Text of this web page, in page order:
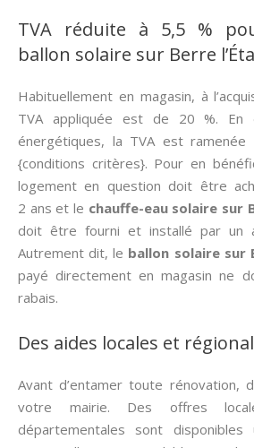
TVA réduite à 5,5 %
ballon solaire sur Berre
Habituellement en magasin, à
TVA appliquée est de 20 %. En
énergétiques, la TVA est
{conditions critères}. Pour en
logement en question doit être
2 ans et le chauffe-eau solaire sur
doit être fourni et installé par un
Autrement dit, le ballon solaire sur
payé directement en magasin ne
rabais.
Des aides locales et
Avant d’entamer toute rénovation,
votre mairie. Des offres
départementales sont